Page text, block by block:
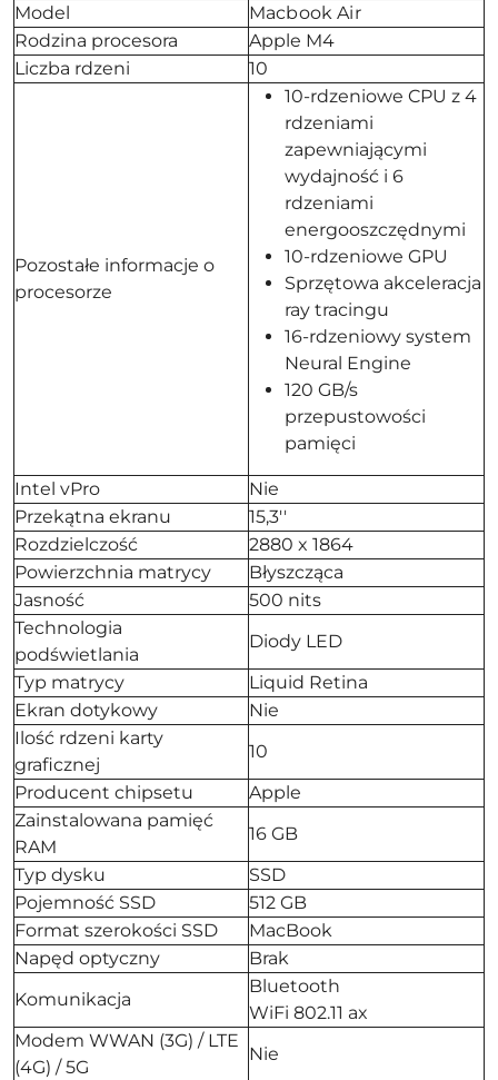
Model
Macbook Air
Rodzina procesora
Apple M4
Liczba rdzeni
10
Pozostałe informacje o
procesorze
10-rdzeniowe CPU z 4
rdzeniami
zapewniającymi
wydajność i 6
rdzeniami
energooszczędnymi
10-rdzeniowe GPU
Sprzętowa akceleracja
ray tracingu
16-rdzeniowy system
Neural Engine
120 GB/s
przepustowości
pamięci
Intel vPro
Nie
Przekątna ekranu
15,3''
Rozdzielczość
2880 x 1864
Powierzchnia matrycy
Błyszcząca
Jasność
500 nits
Technologia
podświetlania
Diody LED
Typ matrycy
Liquid Retina
Ekran dotykowy
Nie
Ilość rdzeni karty
graficznej
10
Producent chipsetu
Apple
Zainstalowana pamięć
RAM
16 GB
Typ dysku
SSD
Pojemność SSD
512 GB
Format szerokości SSD
MacBook
Napęd optyczny
Brak
Komunikacja
Bluetooth
WiFi 802.11 ax
Modem WWAN (3G) / LTE
(4G) / 5G
Nie